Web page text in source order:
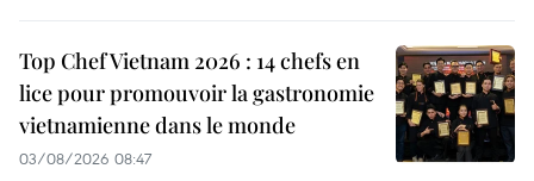
Top Chef Vietnam 2026 : 14 chefs en
lice pour promouvoir la gastronomie
vietnamienne dans le monde
03/08/2026 08:47